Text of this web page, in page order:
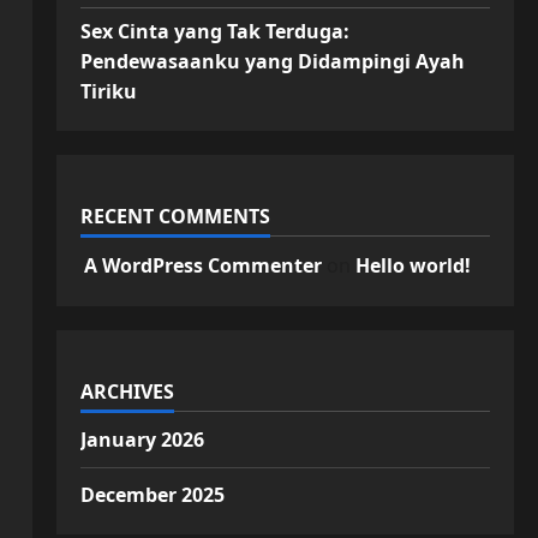
Sex Cinta yang Tak Terduga:
Pendewasaanku yang Didampingi Ayah
Tiriku
RECENT COMMENTS
A WordPress Commenteron Hello world!
ARCHIVES
January 2026
December 2025